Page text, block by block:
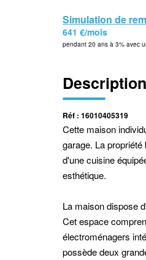
Simulation de
641 €/mois
pendant 20 ans à 3% avec
Description
Réf : 16010405319
Cette maison
garage. La
d'une cuisine
esthétique.
La maison dispose
Cet espace
électroménagers
possède deux